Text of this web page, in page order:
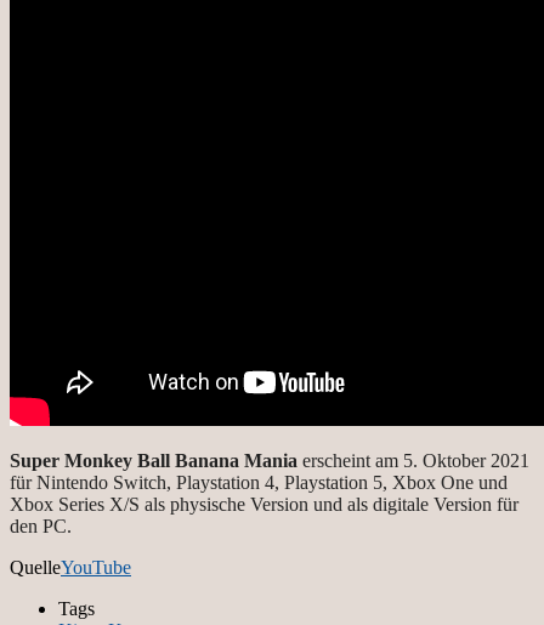
Super Monkey Ball Banana Mania erscheint am 5. Oktober 2021
für Nintendo Switch, Playstation 4, Playstation 5, Xbox One und
Xbox Series X/S als physische Version und als digitale Version für
den PC.
QuelleYouTube
Tags